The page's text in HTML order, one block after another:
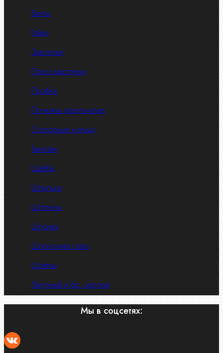
Винты
Гайки
Заклепки
Пресс-масленки
Пробки
Пружины тарельчатые
Стопорные кольца
Такелаж
Шайбы
Шпильки
Шплинты
Шпонки
Шпоночная сталь
Штифты
Латунный и бр. крепеж
Мы в соцсетях: